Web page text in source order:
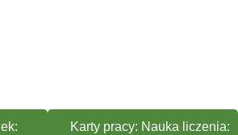
Karty pracy: Nauka liczenia: